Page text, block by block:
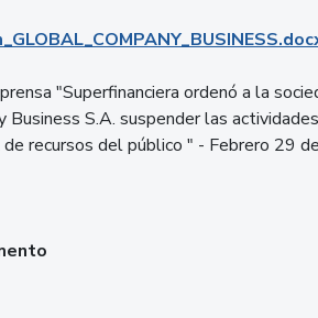
"Superfinanciera ordenó a la
Business S.A. suspender las
recursos del público " - Febrero 29